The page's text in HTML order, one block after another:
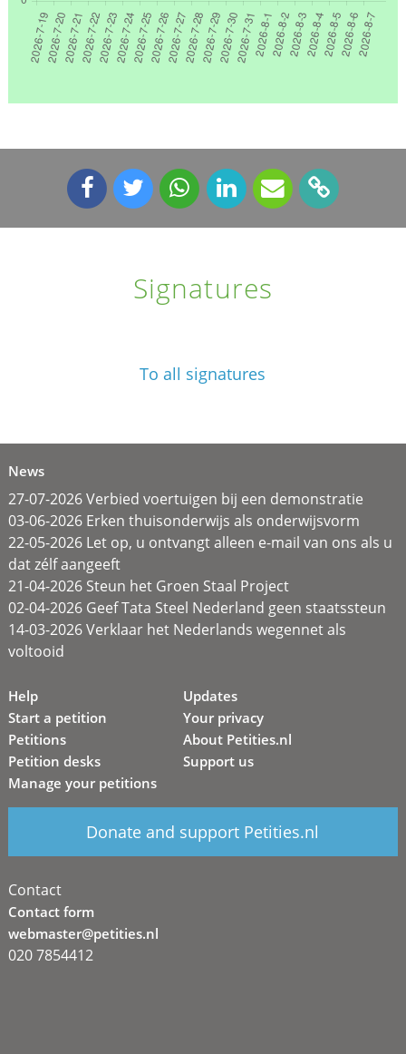
Signatures
To all signatures
News
27-07-2026 Verbied voertuigen bij een demonstratie
03-06-2026 Erken thuisonderwijs als onderwijsvorm
22-05-2026 Let op, u ontvangt alleen e-mail van ons als u
dat zélf aangeeft
21-04-2026 Steun het Groen Staal Project
02-04-2026 Geef Tata Steel Nederland geen staatssteun
14-03-2026 Verklaar het Nederlands wegennet als
voltooid
Help
Start a petition
Petitions
Petition desks
Manage your petitions
Updates
Your privacy
About Petities.nl
Support us
Donate and support Petities.nl
Contact
Contact form
webmaster@petities.nl
020 7854412